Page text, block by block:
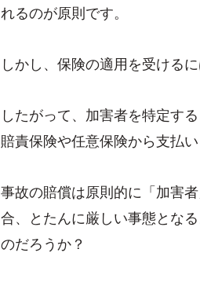
れるのが原則です。
しかし、保険の適用を受ける
したがって、加害者を特定す
賠責保険や任意保険から支払
事故の賠償は原則的に「加害
合、とたんに厳しい事態とな
のだろうか？